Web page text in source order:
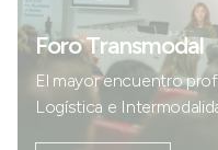
Foro Transmodal
El mayor encuentro
Logística e